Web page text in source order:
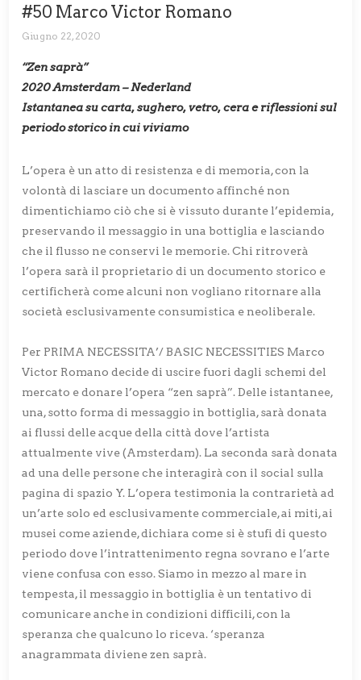
#50 Marco Victor Romano
Giugno 22, 2020
“Zen saprà”
2020 Amsterdam – Nederland
Istantanea su carta, sughero, vetro, cera e riflessioni sul
periodo storico in cui viviamo
L’opera è un atto di resistenza e di memoria, con la
volontà di lasciare un documento affinché non
dimentichiamo ciò che si è vissuto durante l’epidemia,
preservando il messaggio in una bottiglia e lasciando
che il flusso ne conservi le memorie. Chi ritroverà
l’opera sarà il proprietario di un documento storico e
certificherà come alcuni non vogliano ritornare alla
società esclusivamente consumistica e neoliberale.
Per PRIMA NECESSITA’/ BASIC NECESSITIES Marco
Victor Romano decide di uscire fuori dagli schemi del
mercato e donare l’opera “zen saprà”. Delle istantanee,
una, sotto forma di messaggio in bottiglia, sarà donata
ai flussi delle acque della città dove l’artista
attualmente vive (Amsterdam). La seconda sarà donata
ad una delle persone che interagirà con il social sulla
pagina di spazio Y. L’opera testimonia la contrarietà ad
un’arte solo ed esclusivamente commerciale, ai miti, ai
musei come aziende, dichiara come si è stufi di questo
periodo dove l’intrattenimento regna sovrano e l’arte
viene confusa con esso. Siamo in mezzo al mare in
tempesta, il messaggio in bottiglia è un tentativo di
comunicare anche in condizioni difficili, con la
speranza che qualcuno lo riceva. ‘speranza
anagrammata diviene zen saprà.